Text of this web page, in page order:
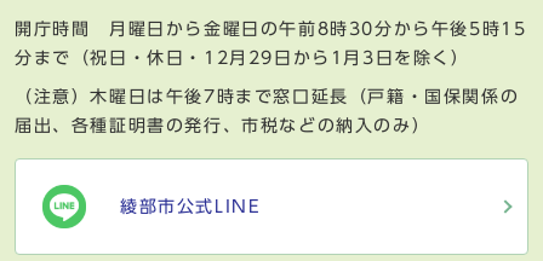
開庁時間 月曜日から金曜日の午前8時30分から午後5時15
分まで（祝日・休日・12月29日から1月3日を除く）
（注意）木曜日は午後7時まで窓口延長（戸籍・国保関係の
届出、各種証明書の発行、市税などの納入のみ）
綾部市公式LINE